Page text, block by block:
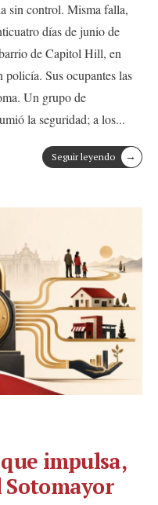
sin control. Misma falla,
días de junio de
de Capitol Hill, en
policía. Sus ocupantes las
Un grupo de
la seguridad; a los...
Seguir leyendo →
impulsa,